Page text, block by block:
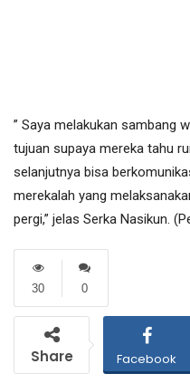
” Saya melakukan sambang
tujuan supaya mereka tahu
selanjutnya bisa
merekalah yang
pergi,” jelas Serka Nasikun.
0
30
Share Facebook